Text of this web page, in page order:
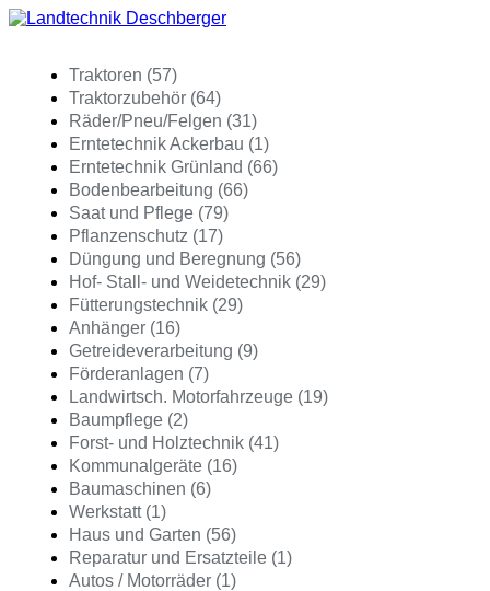
Traktoren (57)
Traktorzubehör (64)
Räder/Pneu/Felgen (31)
Erntetechnik Ackerbau (1)
Erntetechnik Grünland (66)
Bodenbearbeitung (66)
Saat und Pflege (79)
Pflanzenschutz (17)
Düngung und Beregnung (56)
Hof- Stall- und Weidetechnik (29)
Fütterungstechnik (29)
Anhänger (16)
Getreideverarbeitung (9)
Förderanlagen (7)
Landwirtsch. Motorfahrzeuge (19)
Baumpflege (2)
Forst- und Holztechnik (41)
Kommunalgeräte (16)
Baumaschinen (6)
Werkstatt (1)
Haus und Garten (56)
Reparatur und Ersatzteile (1)
Autos / Motorräder (1)